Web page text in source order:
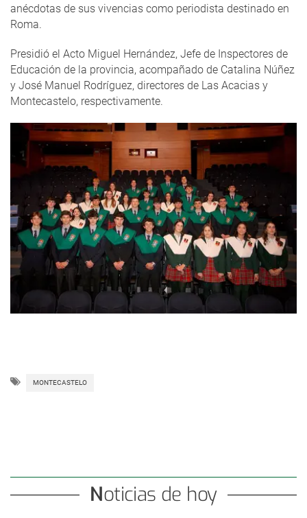
anécdotas de sus vivencias como periodista destinado en
Roma.
Presidió el Acto Miguel Hernández, Jefe de Inspectores de
Educación de la provincia, acompañado de Catalina Núñez
y José Manuel Rodríguez, directores de Las Acacias y
Montecastelo, respectivamente.
MONTECASTELO
Noticias de hoy